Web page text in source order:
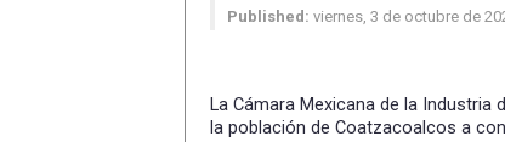
Published: viernes, 3 de octubre de
La Cámara Mexicana de la Industria
la población de Coatzacoalcos a